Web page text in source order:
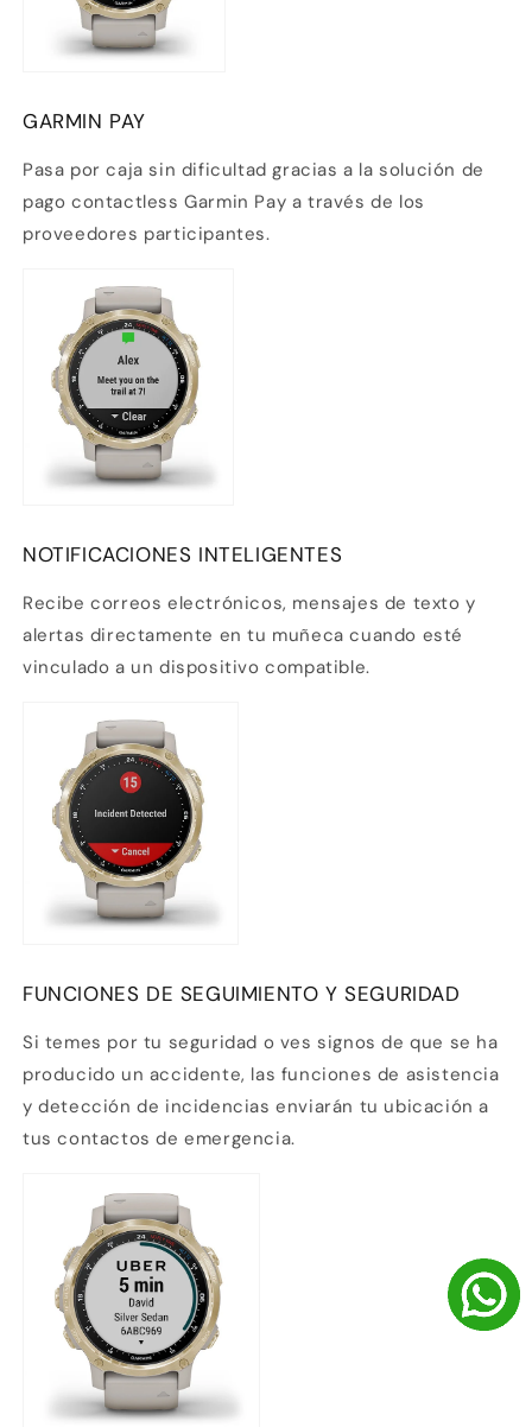
GARMIN PAY
Pasa por caja sin dificultad gracias a la solución de
pago contactless Garmin Pay a través de los
proveedores participantes.
NOTIFICACIONES INTELIGENTES
Recibe correos electrónicos, mensajes de texto y
alertas directamente en tu muñeca cuando esté
vinculado a un dispositivo compatible.
FUNCIONES DE SEGUIMIENTO Y SEGURIDAD
Si temes por tu seguridad o ves signos de que se ha
producido un accidente, las funciones de asistencia
y detección de incidencias enviarán tu ubicación a
tus contactos de emergencia.